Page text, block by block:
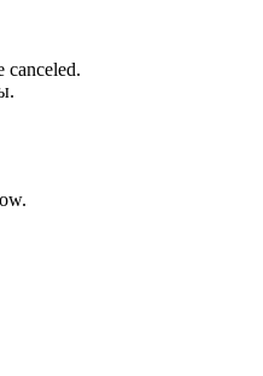
canceled.